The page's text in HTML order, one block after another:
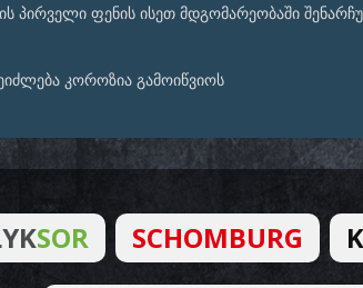
პირველი ფენის ისეთ მდგომარეობაში
კოროზია გამოიწვიოს
SOR SCHOMBURG